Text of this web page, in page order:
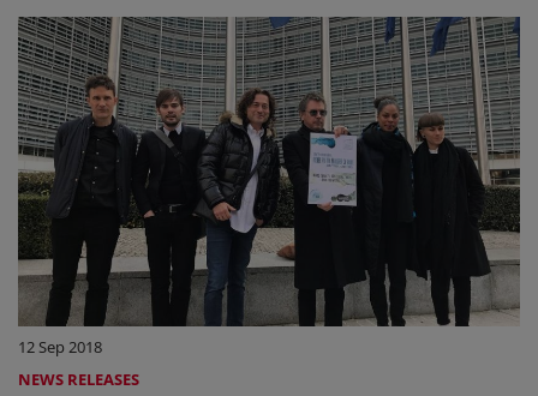
12 Sep 2018
NEWS RELEASES